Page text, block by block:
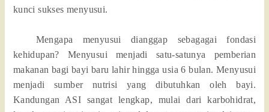
kunci sukses menyusui.
Mengapa menyusui dianggap sebagagai fondasi
kehidupan? Menyusui menjadi satu-satunya pemberian
makanan bagi bayi baru lahir hingga usia 6 bulan. Menyusui
menjadi sumber nutrisi yang dibutuhkan oleh bayi.
Kandungan ASI sangat lengkap, mulai dari karbohidrat,